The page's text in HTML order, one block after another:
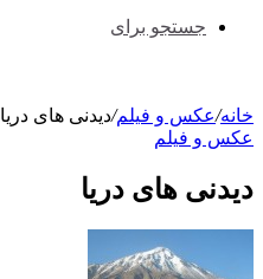
جستجو برای
خانه/عکس و فیلم/دیدنی های دریا
عکس و فیلم
دیدنی های دریا